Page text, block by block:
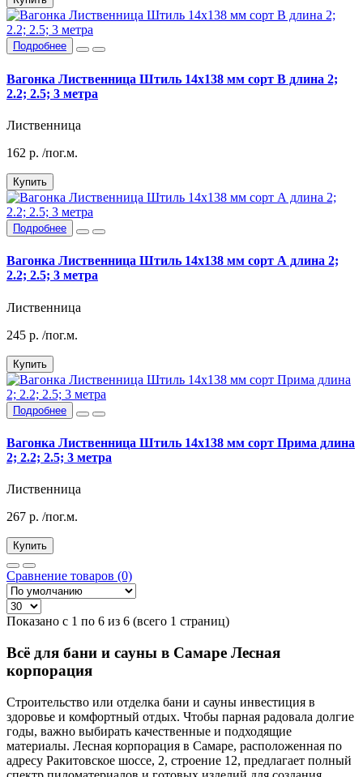
Подробнее
Вагонка Лиственница Штиль 14х138 мм сорт В длина 2;
2.2; 2.5; 3 метра
Лиственница
162 р. /пог.м.
Купить
Подробнее
Вагонка Лиственница Штиль 14х138 мм сорт А длина 2;
2.2; 2.5; 3 метра
Лиственница
245 р. /пог.м.
Купить
Подробнее
Вагонка Лиственница Штиль 14х138 мм сорт Прима длина
2; 2.2; 2.5; 3 метра
Лиственница
267 р. /пог.м.
Купить
Сравнение товаров (0)
Показано с 1 по 6 из 6 (всего 1 страниц)
Всё для бани и сауны в Самаре Лесная
корпорация
Строительство или отделка бани и сауны инвестиция в
здоровье и комфортный отдых. Чтобы парная радовала долгие
годы, важно выбирать качественные и подходящие
материалы. Лесная корпорация в Самаре, расположенная по
адресу Ракитовское шоссе, 2, строение 12, предлагает полный